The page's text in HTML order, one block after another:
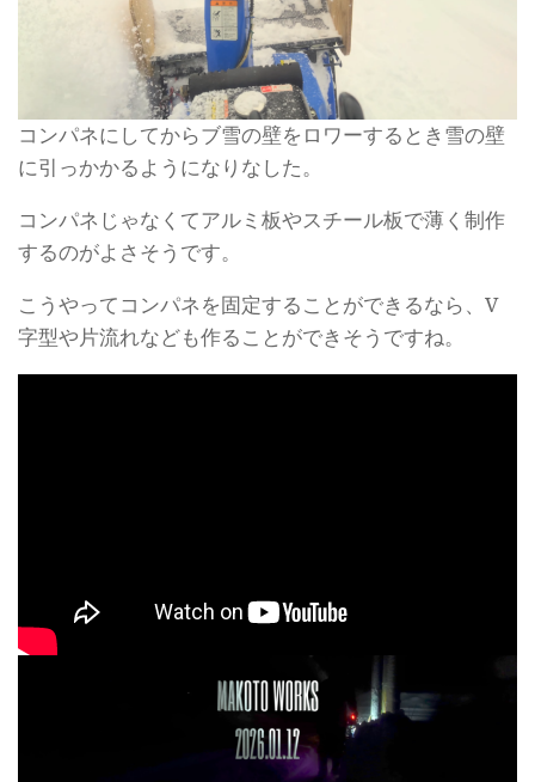
コンパネにしてからブ雪の壁をロワーするとき雪の壁
に引っかかるようになりなした。
コンパネじゃなくてアルミ板やスチール板で薄く制作
するのがよさそうです。
こうやってコンパネを固定することができるなら、V
字型や片流れなども作ることができそうですね。